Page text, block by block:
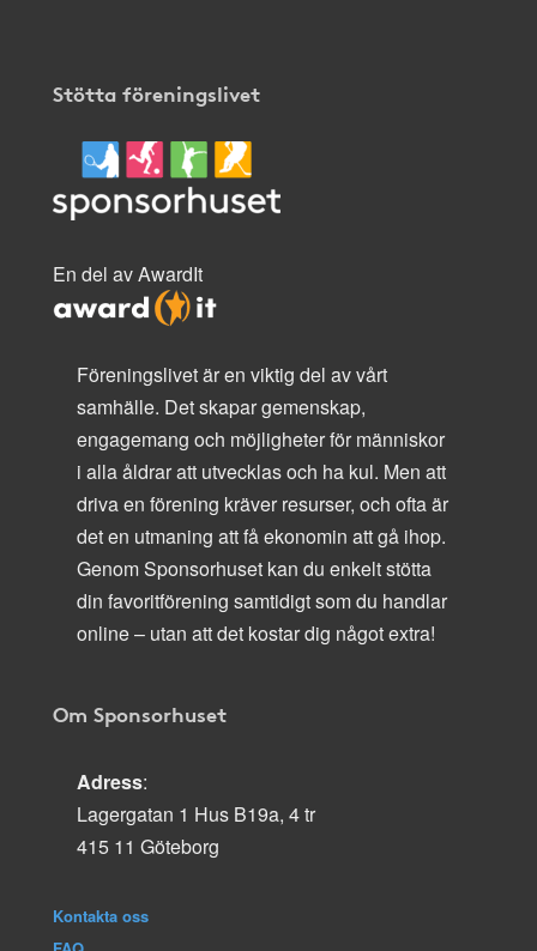
Stötta föreningslivet
En del av AwardIt
Föreningslivet är en viktig del av vårt
samhälle. Det skapar gemenskap,
engagemang och möjligheter för människor
i alla åldrar att utvecklas och ha kul. Men att
driva en förening kräver resurser, och ofta är
det en utmaning att få ekonomin att gå ihop.
Genom Sponsorhuset kan du enkelt stötta
din favoritförening samtidigt som du handlar
online – utan att det kostar dig något extra!
Om Sponsorhuset
Adress:
Lagergatan 1 Hus B19a, 4 tr
415 11 Göteborg
Kontakta oss